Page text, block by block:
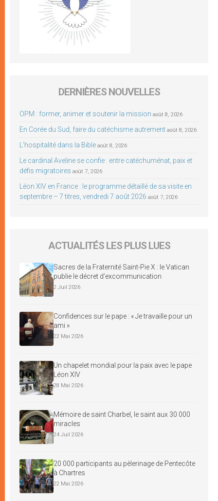
DERNIÈRES NOUVELLES
OPM : former, animer et soutenir la mission août 8, 2026
En Corée du Sud, faire du catéchisme autrement août 8, 2026
L’hospitalité dans la Bible août 8, 2026
Le cardinal Aveline se confie : entre catéchuménat, paix et
défis migratoires août 7, 2026
Léon XIV en France : le programme détaillé de sa visite en
septembre – 7 titres, vendredi 7 août 2026 août 7, 2026
ACTUALITÉS LES PLUS LUES
Sacres de la Fraternité Saint-Pie X : le Vatican
publie le décret d’excommunication
2 Juil 2026
Confidences sur le pape : « Je travaille pour un
ami »
22 Mai 2026
Un chapelet mondial pour la paix avec le pape
Léon XIV
28 Mai 2026
Mémoire de saint Charbel, le saint aux 30 000
miracles
24 Juil 2026
20 000 participants au pèlerinage de Pentecôte
à Chartres
22 Mai 2026